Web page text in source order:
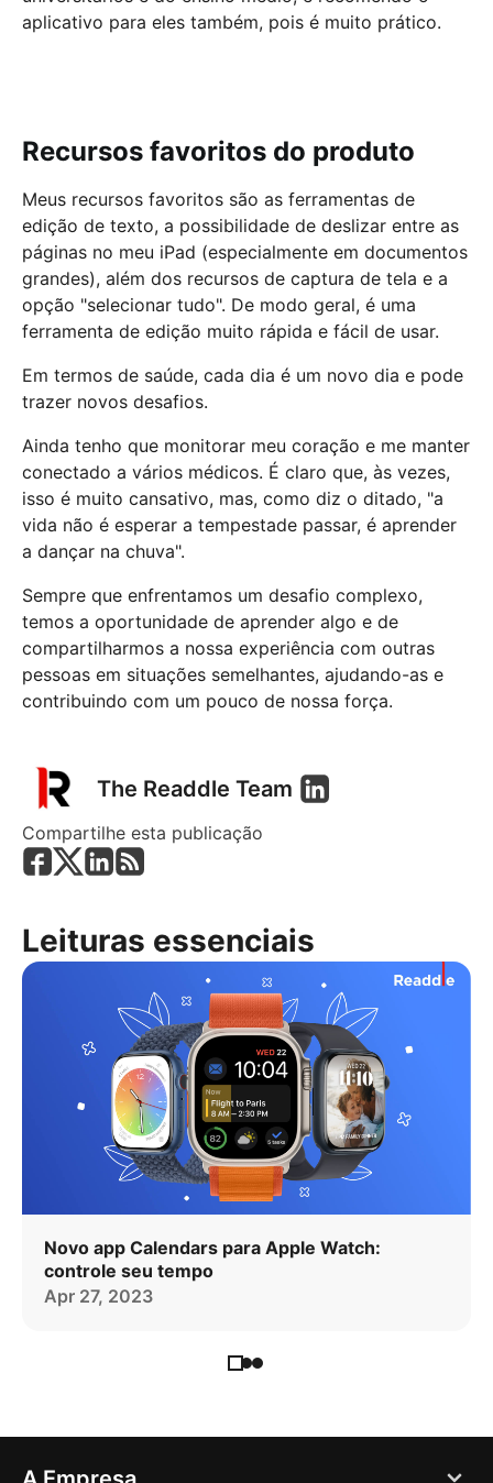
aplicativo para eles também, pois é muito prático.
Recursos favoritos do produto
Meus recursos favoritos são as ferramentas de
edição de texto, a possibilidade de deslizar entre as
páginas no meu iPad (especialmente em documentos
grandes), além dos recursos de captura de tela e a
opção "selecionar tudo". De modo geral, é uma
ferramenta de edição muito rápida e fácil de usar.
Em termos de saúde, cada dia é um novo dia e pode
trazer novos desafios.
Ainda tenho que monitorar meu coração e me manter
conectado a vários médicos. É claro que, às vezes,
isso é muito cansativo, mas, como diz o ditado, "a
vida não é esperar a tempestade passar, é aprender
a dançar na chuva".
Sempre que enfrentamos um desafio complexo,
temos a oportunidade de aprender algo e de
compartilharmos a nossa experiência com outras
pessoas em situações semelhantes, ajudando-as e
contribuindo com um pouco de nossa força.
The Readdle Team
Compartilhe esta publicação
Leituras essenciais
Novo app Calendars para Apple Watch:
controle seu tempo
Apr 27, 2023